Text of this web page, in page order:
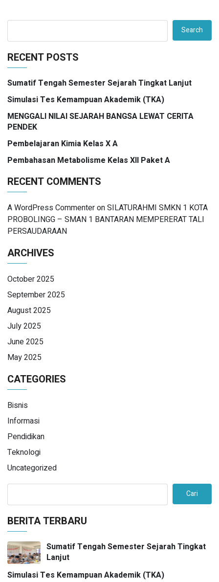
Search
RECENT POSTS
Sumatif Tengah Semester Sejarah Tingkat Lanjut
Simulasi Tes Kemampuan Akademik (TKA)
MENGGALI NILAI SEJARAH BANGSA LEWAT CERITA
PENDEK
Pembelajaran Kimia Kelas X A
Pembahasan Metabolisme Kelas XII Paket A
RECENT COMMENTS
A WordPress CommenteronSILATURAHMI SMKN 1 KOTA
PROBOLINGG – SMAN 1 BANTARAN MEMPERERAT TALI
PERSAUDARAAN
ARCHIVES
October 2025
September 2025
August 2025
July 2025
June 2025
May 2025
CATEGORIES
Bisnis
Informasi
Pendidikan
Teknologi
Uncategorized
Cari
BERITA TERBARU
Sumatif Tengah Semester Sejarah Tingkat
Lanjut
Simulasi Tes Kemampuan Akademik (TKA)